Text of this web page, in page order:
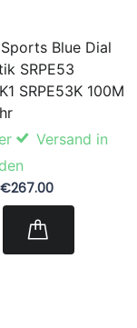
Blue Dial
SRPE53
SRPE53K 100M
Versand in
€267.00